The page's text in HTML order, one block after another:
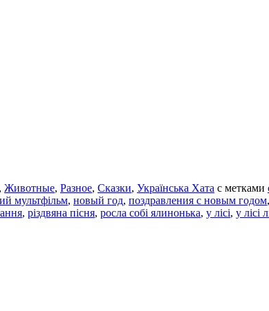
, Животные, Разное, Сказки, Українська Хата с метками
мультфільм, новый год, поздравления с новым годом
, різдвяна пісня, росла собі ялинонька, у лісі, у лісі